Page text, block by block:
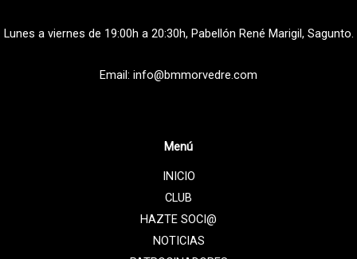
Lunes a viernes de 19:00h a 20:30h, Pabellón René Marigil, Sagunto.
Email: info@bmmorvedre.com
Menú
INICIO
CLUB
HAZTE SOCI@
NOTICIAS